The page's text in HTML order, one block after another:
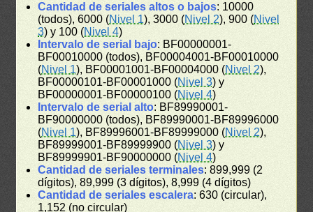
Cantidad de seriales altos o bajos: 10000
(todos), 6000 (Nivel 1), 3000 (Nivel 2), 900 (Nivel
3) y 100 (Nivel 4)
Intervalo de serial bajo: BF00000001-
BF00010000 (todos), BF00004001-BF00010000
(Nivel 1), BF00001001-BF00004000 (Nivel 2),
BF00000101-BF00001000 (Nivel 3) y
BF00000001-BF00000100 (Nivel 4)
Intervalo de serial alto: BF89990001-
BF90000000 (todos), BF89990001-BF89996000
(Nivel 1), BF89996001-BF89999000 (Nivel 2),
BF89999001-BF89999900 (Nivel 3) y
BF89999901-BF90000000 (Nivel 4)
Cantidad de seriales terminales: 899,999 (2
dígitos), 89,999 (3 dígitos), 8,999 (4 dígitos)
Cantidad de seriales escalera: 630 (circular),
1,152 (no circular)